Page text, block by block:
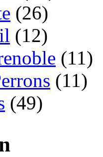
(26)
(12)
(11)
(11)
(49)